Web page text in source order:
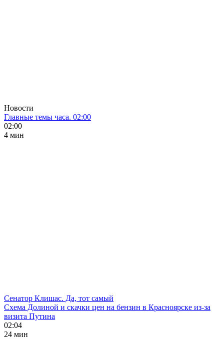
Новости
Главные темы часа. 02:00
02:00
4 мин
Сенатор Клишас. Да, тот самый
Схема Долиной и скачки цен на бензин в Красноярске из-за
визита Путина
02:04
24 мин